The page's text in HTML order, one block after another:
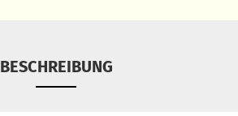
BESCHREIBUNG